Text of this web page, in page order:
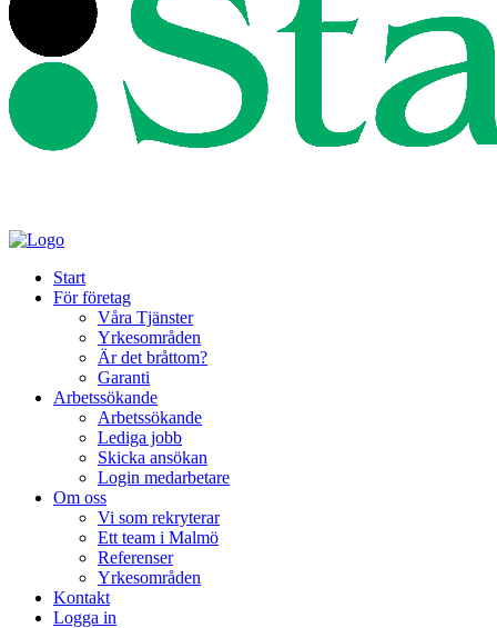
Start
För företag
Våra Tjänster
Yrkesområden
Är det bråttom?
Garanti
Arbetssökande
Arbetssökande
Lediga jobb
Skicka ansökan
Login medarbetare
Om oss
Vi som rekryterar
Ett team i Malmö
Referenser
Yrkesområden
Kontakt
Logga in